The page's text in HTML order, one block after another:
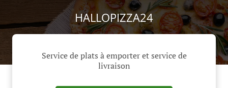
HALLOPIZZA24
Service de plats à emporter et service de
livraison